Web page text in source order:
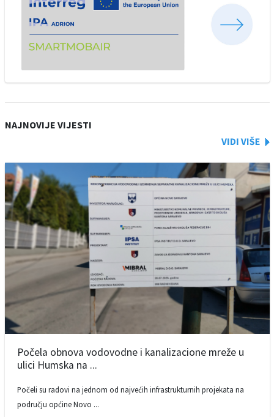
NAJNOVIJE VIJESTI
Počela obnova vodovodne i kanalizacione mreže u
ulici Humska na ...
Počeli su radovi na jednom od najvećih infrastrukturnih projekata na
području općine Novo ...